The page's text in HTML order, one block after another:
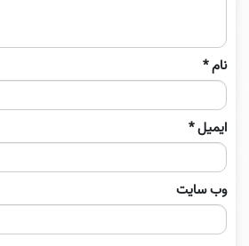
نام*
ایمیل*
وب‌ سایت